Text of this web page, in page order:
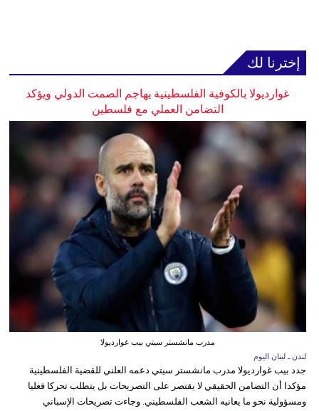
إخترنا لك
غوارديولا بالكوفية الفلسطينية يهاجم الصمت الدولي ويؤكد
التضامن العملي مع فلسطين
مدرب مانشستر سيتي بيب غوارديولا
لندن ـ لبنان اليوم
جدد بيب غوارديولا مدرب مانشستر سيتي دعمه العلني للقضية الفلسطينية
مؤكدا أن التضامن الحقيقي لا يقتصر على التصريحات بل يتطلب تحركا فعليا
ومسؤولية نحو ما يعانيه الشعب الفلسطيني. وجاءت تصريحات الإسباني